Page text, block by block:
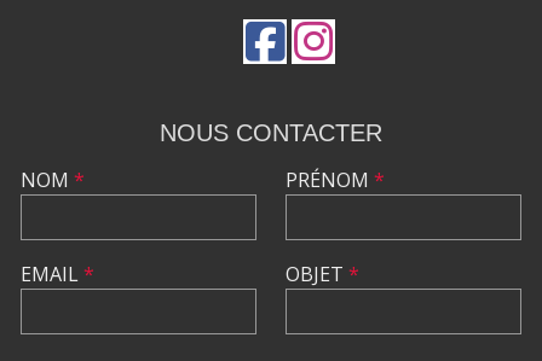
NOUS CONTACTER
NOM *
EMAIL*
PRÉNOM *
OBJET *